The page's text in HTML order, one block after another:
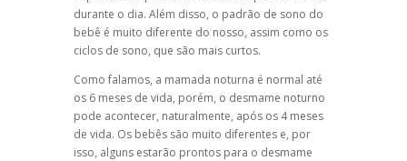
durante o dia. Além disso, o padrão de sono do
bebê é muito diferente do nosso, assim como os
ciclos de sono, que são mais curtos.
Como falamos, a mamada noturna é normal até
os 6 meses de vida, porém, o desmame noturno
pode acontecer, naturalmente, após os 4 meses
de vida. Os bebês são muito diferentes e, por
isso, alguns estarão prontos para o desmame